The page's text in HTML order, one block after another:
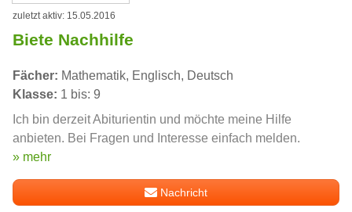
zuletzt aktiv: 15.05.2016
Biete Nachhilfe
Fächer: Mathematik, Englisch, Deutsch
Klasse: 1 bis: 9
Ich bin derzeit Abiturientin und möchte meine Hilfe
anbieten. Bei Fragen und Interesse einfach melden.
» mehr
Nachricht